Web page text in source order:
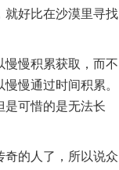
就好比在沙漠里寻找
慢慢积累获取，而不
慢通过时间积累。
是可惜的是无法长
奇的人了，所以说众